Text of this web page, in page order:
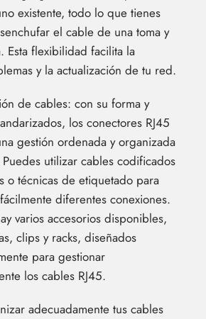
existente, todo lo que tienes
el cable de una toma y
Esta flexibilidad facilita la
y la actualización de tu red.
de cables: con su forma y
los conectores RJ45
gestión ordenada y organizada
utilizar cables codificados
o técnicas de etiquetado para
diferentes conexiones.
varios accesorios disponibles,
clips y racks, diseñados
para gestionar
los cables RJ45.
adecuadamente tus cables